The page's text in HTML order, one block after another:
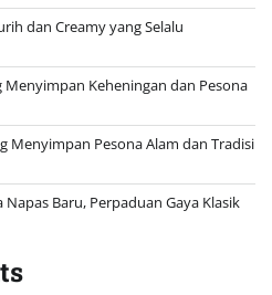
dan Creamy yang Selalu
Menyimpan Keheningan dan Pesona
Menyimpan Pesona Alam dan Tradisi
Baru, Perpaduan Gaya Klasik